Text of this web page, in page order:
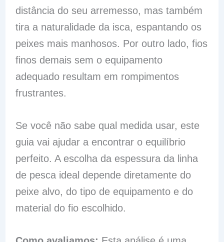
distância do seu arremesso, mas também
tira a naturalidade da isca, espantando os
peixes mais manhosos. Por outro lado, fios
finos demais sem o equipamento
adequado resultam em rompimentos
frustrantes.
Se você não sabe qual medida usar, este
guia vai ajudar a encontrar o equilíbrio
perfeito. A escolha da espessura da linha
de pesca ideal depende diretamente do
peixe alvo, do tipo de equipamento e do
material do fio escolhido.